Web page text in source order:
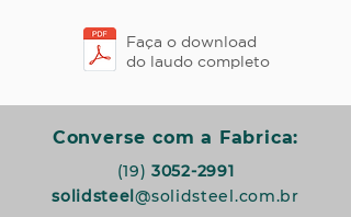
Faça o download
do laudo completo
Converse com a Fabrica:
(19)3052-2991
solidsteel@solidsteel.com.br